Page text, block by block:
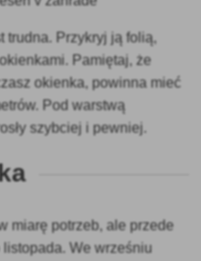
trudna. Przykryj ją folią,
Pamiętaj, że
okienka, powinna mieć
Pod warstwą
szybciej i pewniej.
miarę potrzeb, ale przede
We wrześniu